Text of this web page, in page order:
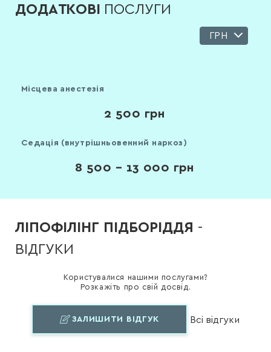
ДОДАТКОВІ ПОСЛУГИ
ГРН
Місцева анестезія
2 500 грн
Седація (внутрішньовенний наркоз)
8 500 – 13 000 грн
ЛІПОФІЛІНГ ПІДБОРІДДЯ -
ВІДГУКИ
Користувалися нашими послугами?
Розкажіть про свій досвід.
ЗАЛИШИТИ ВІДГУК Всі відгуки